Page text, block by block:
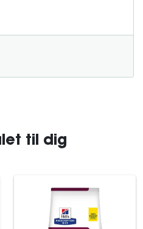
til dig